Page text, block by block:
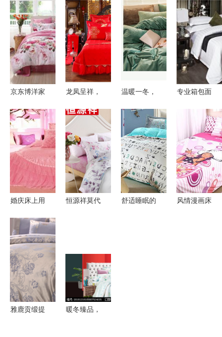
京东博洋家
盛典 品质
家居，限时
钜惠
龙凤呈祥，
——品鉴棒
佳家纺婚庆
十件套
温暖一冬，
——解读冬
季保暖床品
的“绒”世界
专业箱包面
——广州市
白云区江高
强盛棉业加
工厂
婚庆床上用
热门品牌解
析与最新价
格趋势
恒源祥莫代
舒适睡眠的
风情漫画床
雅鹿贡缎提
暖冬臻品，